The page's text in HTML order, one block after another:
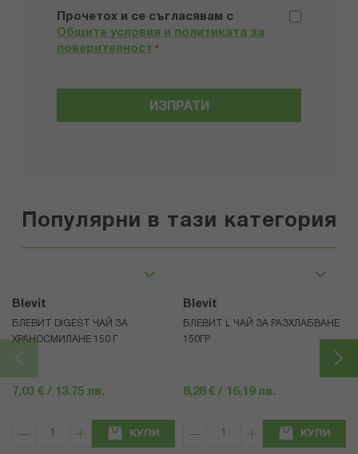
Прочетох и се съгласявам с
Общите условия и политиката за
поверителност *
ИЗПРАТИ
Популярни в тази категория
Blevit
БЛЕВИТ DIGEST ЧАЙ ЗА
ХРАНОСМИЛАНЕ 150 Г
7,03 € / 13.75 лв.
КУПИ
Blevit
БЛЕВИТ L ЧАЙ ЗА РАЗХЛАБВАНЕ
150ГР
8,28 € / 16.19 лв.
КУПИ